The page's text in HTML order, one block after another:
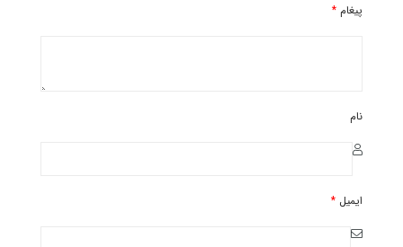
پیغام *
نام
ایمیل *